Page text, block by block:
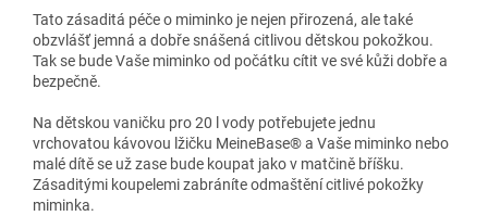
Tato zásaditá péče o miminko je nejen přirozená, ale také
obzvlášť jemná a dobře snášená citlivou dětskou pokožkou.
Tak se bude Vaše miminko od počátku cítit ve své kůži dobře a
bezpečně.
Na dětskou vaničku pro 20 l vody potřebujete jednu
vrchovatou kávovou lžičku MeineBase® a Vaše miminko nebo
malé dítě se už zase bude koupat jako v matčině bříšku.
Zásaditými koupelemi zabráníte odmaštění citlivé pokožky
miminka.